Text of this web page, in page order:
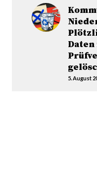
Daten
5. August